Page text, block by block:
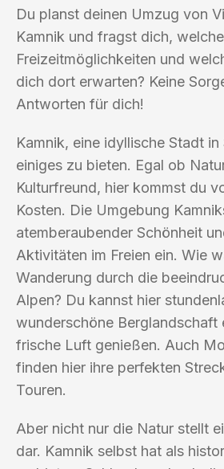
Du planst deinen Umzug von
Kamnik und fragst dich, welche
Freizeitmöglichkeiten und
dich dort erwarten? Keine
Antworten für dich!
Kamnik, eine idyllische Stadt in
einiges zu bieten. Egal ob
Kulturfreund, hier kommst du
Kosten. Die Umgebung
atemberaubender Schönheit
Aktivitäten im Freien ein. Wie
Wanderung durch die
Alpen? Du kannst hier
wunderschöne Berglandschaft
frische Luft genießen. Auch
finden hier ihre perfekten
Touren.
Aber nicht nur die Natur stellt
dar. Kamnik selbst hat als